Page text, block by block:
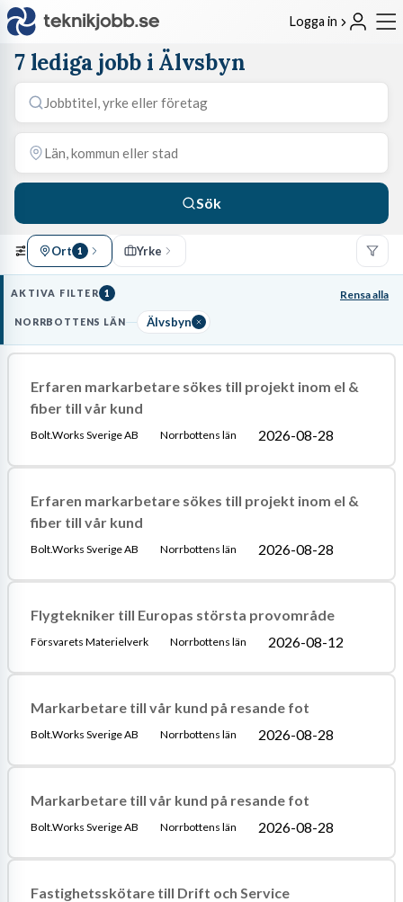
Logga in
7 lediga jobb i Älvsbyn
Sök
Ort 1 Yrke
AKTIVA FILTER 1 Rensa alla
NORRBOTTENS LÄN Älvsbyn
Erfaren markarbetare sökes till projekt inom el &
fiber till vår kund
Bolt.Works Sverige AB Norrbottens län 2026-08-28
Erfaren markarbetare sökes till projekt inom el &
fiber till vår kund
Bolt.Works Sverige AB Norrbottens län 2026-08-28
Flygtekniker till Europas största provområde
Försvarets Materielverk Norrbottens län 2026-08-12
Markarbetare till vår kund på resande fot
Bolt.Works Sverige AB Norrbottens län 2026-08-28
Markarbetare till vår kund på resande fot
Bolt.Works Sverige AB Norrbottens län 2026-08-28
Fastighetsskötare till Drift och Service